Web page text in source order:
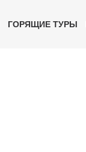
ГОРЯЩИЕ ТУРЫ